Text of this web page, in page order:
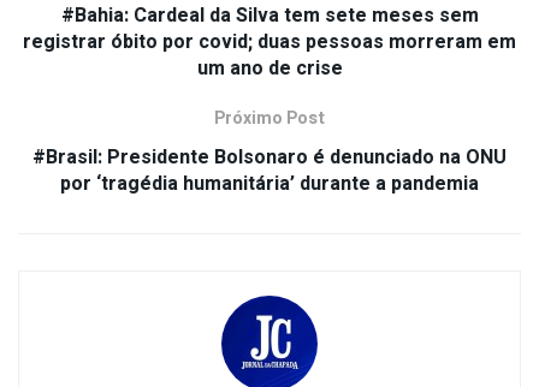
#Bahia: Cardeal da Silva tem sete meses sem
registrar óbito por covid; duas pessoas morreram em
um ano de crise
Próximo Post
#Brasil: Presidente Bolsonaro é denunciado na ONU
por ‘tragédia humanitária’ durante a pandemia